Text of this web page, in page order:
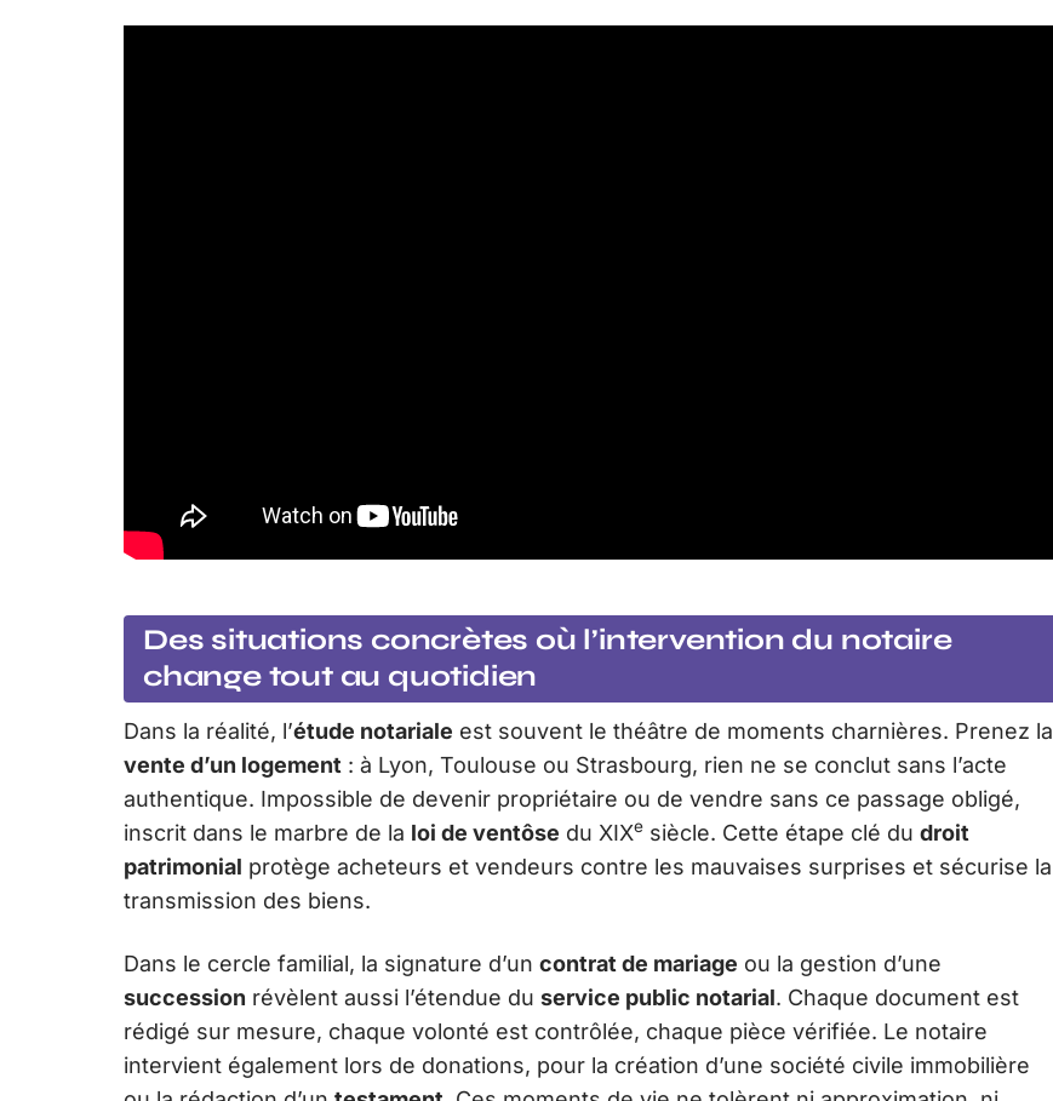
Des situations concrètes où l’intervention du notaire
change tout au quotidien
Dans la réalité, l’étude notariale est souvent le théâtre de moments charnières. Prenez la
vente d’un logement : à Lyon, Toulouse ou Strasbourg, rien ne se conclut sans l’acte
authentique. Impossible de devenir propriétaire ou de vendre sans ce passage obligé,
inscrit dans le marbre de la loi de ventôse du XIXe siècle. Cette étape clé du droit
patrimonial protège acheteurs et vendeurs contre les mauvaises surprises et sécurise la
transmission des biens.
Dans le cercle familial, la signature d’un contrat de mariage ou la gestion d’une
succession révèlent aussi l’étendue du service public notarial. Chaque document est
rédigé sur mesure, chaque volonté est contrôlée, chaque pièce vérifiée. Le notaire
intervient également lors de donations, pour la création d’une société civile immobilière